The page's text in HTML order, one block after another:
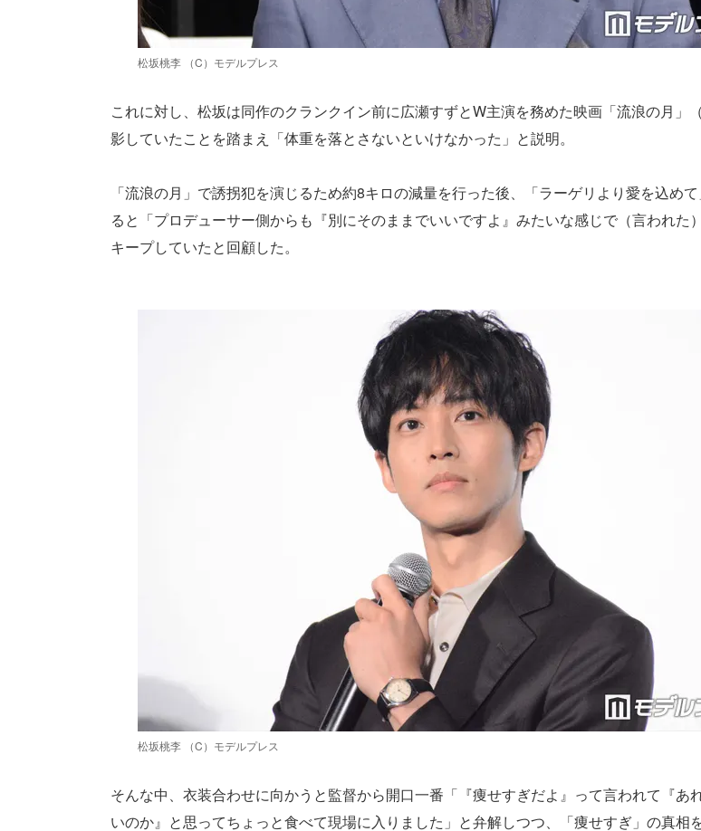
松坂桃李 （C）モデルプレス
これに対し、松坂は同作のクランクイン前に広瀬すずとW主演を務めた映画「流浪の月」
影していたことを踏まえ「体重を落とさないといけなかった」と説明。
「流浪の月」で誘拐犯を演じるため約8キロの減量を行った後、「ラーゲリより愛を込め
ると「プロデューサー側からも『別にそのままでいいですよ』みたいな感じで（言われた
キープしていたと回顧した。
松坂桃李 （C）モデルプレス
そんな中、衣装合わせに向かうと監督から開口一番「『痩せすぎだよ』って言われて『あ
いのか』と思ってちょっと食べて現場に入りました」と弁解しつつ、「痩せすぎ」の真相を